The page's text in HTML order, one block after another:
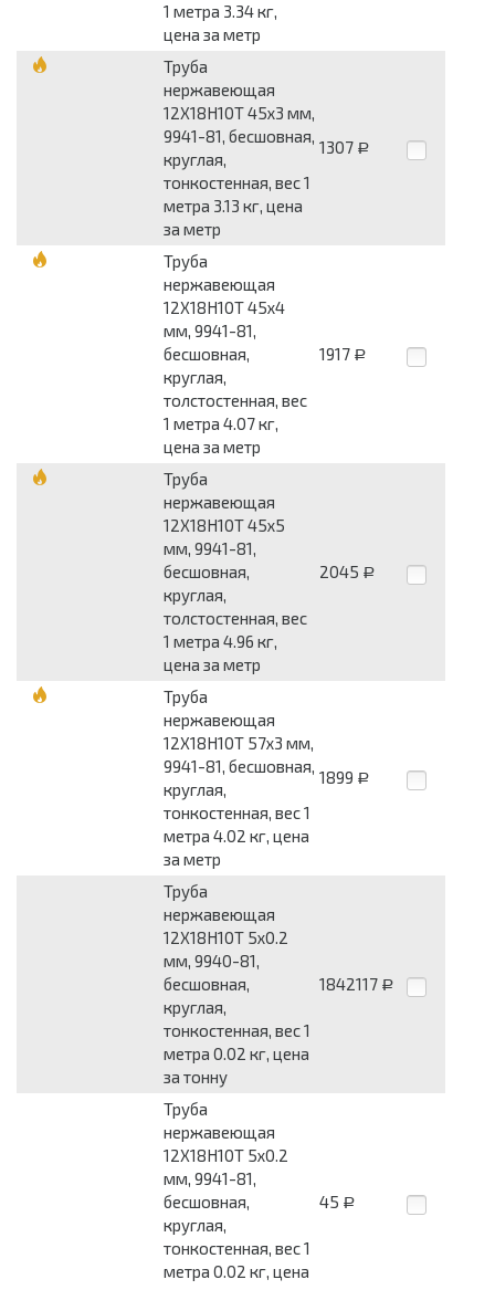
1 метра 3.34 кг,
цена за метр
Труба
нержавеющая
12Х18Н10Т 45x3 мм,
9941-81, бесшовная,
круглая,
тонкостенная, вес 1
метра 3.13 кг, цена
за метр
1307 Р
Труба
нержавеющая
12Х18Н10Т 45x4
мм, 9941-81,
бесшовная,
круглая,
толстостенная, вес
1 метра 4.07 кг,
цена за метр
1917 Р
Труба
нержавеющая
12Х18Н10Т 45x5
мм, 9941-81,
бесшовная,
круглая,
толстостенная, вес
1 метра 4.96 кг,
цена за метр
2045 Р
Труба
нержавеющая
12Х18Н10Т 57x3 мм,
9941-81, бесшовная,
круглая,
тонкостенная, вес 1
метра 4.02 кг, цена
за метр
1899 Р
Труба
нержавеющая
12Х18Н10Т 5x0.2
мм, 9940-81,
бесшовная,
круглая,
тонкостенная, вес 1
метра 0.02 кг, цена
за тонну
1842117 Р
Труба
нержавеющая
12Х18Н10Т 5x0.2
мм, 9941-81,
бесшовная,
круглая,
тонкостенная, вес 1
метра 0.02 кг, цена
45 Р